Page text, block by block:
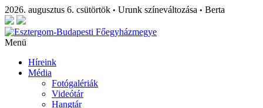
2026. augusztus 6. csütörtök • Urunk színeváltozása • Berta
Menü
Híreink
Média
Fotógalériák
Videótár
Hangtár